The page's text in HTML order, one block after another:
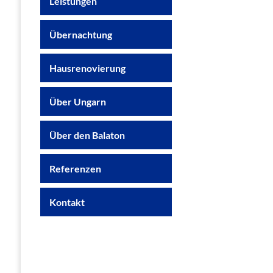
Übernachtung
Hausrenovierung
Über Ungarn
Über den Balaton
Referenzen
Kontakt